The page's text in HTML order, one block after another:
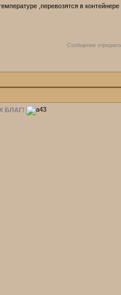
,перевозятся в
Сообщение
БЛАГ!